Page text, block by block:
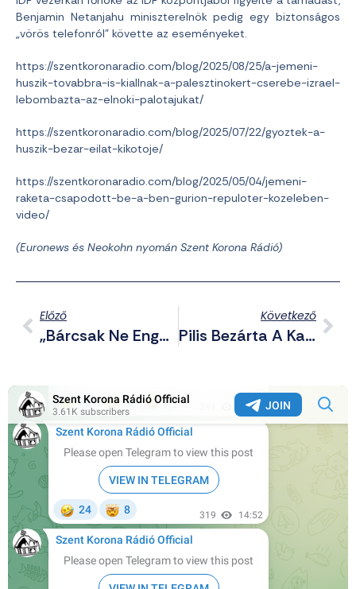
Benjamin Netanjahu miniszterelnök pedig egy biztonságos
„vörös telefonról” követte az eseményeket.
https://szentkoronaradio.com/blog/2025/08/25/a-jemeni-
huszik-tovabbra-is-kiallnak-a-palesztinokert-cserebe-izrael-
lebombazta-az-elnoki-palotajukat/
https://szentkoronaradio.com/blog/2025/07/22/gyoztek-a-
huszik-bezar-eilat-kikotoje/
https://szentkoronaradio.com/blog/2025/05/04/jemeni-
raketa-csapodott-be-a-ben-gurion-repuloter-kozeleben-
video/
(Euronews és Neokohn nyomán Szent Korona Rádió)
Előző
„Bárcsak Ne Engedtem Volna Az Agymosásnak” – Megdöbbentő Dolgok Derültek Ki A Transznemű Gyerekgyilkosról
Következő
Pilis Bezárta A Kaput A Drogos, Elítélt, Magyarul Sem Tudó Bűnözők Előtt